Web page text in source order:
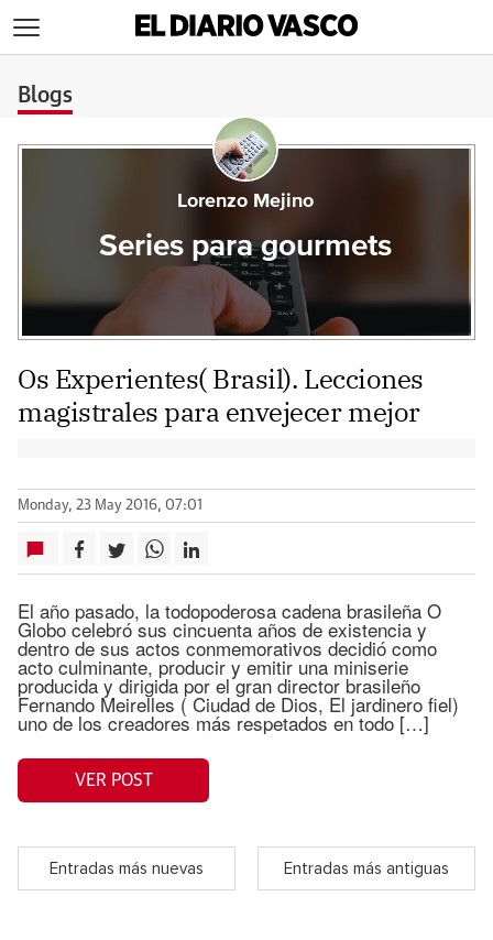
Blogs
Lorenzo Mejino
Series para gourmets
Os Experientes( Brasil). Lecciones
magistrales para envejecer mejor
Monday, 23 May 2016, 07:01
El año pasado, la todopoderosa cadena brasileña O
Globo celebró sus cincuenta años de existencia y
dentro de sus actos conmemorativos decidió como
acto culminante, producir y emitir una miniserie
producida y dirigida por el gran director brasileño
Fernando Meirelles ( Ciudad de Dios, El jardinero fiel)
uno de los creadores más respetados en todo […]
VER POST
Entradas más nuevas Entradas más antiguas